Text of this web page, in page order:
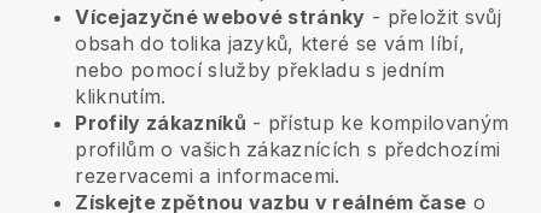
Vícejazyčné webové stránky - přeložit svůj
obsah do tolika jazyků, které se vám líbí,
nebo pomocí služby překladu s jedním
kliknutím.
Profily zákazníků - přístup ke kompilovaným
profilům o vašich zákaznících s předchozími
rezervacemi a informacemi.
Získejte zpětnou vazbu v reálném čase o